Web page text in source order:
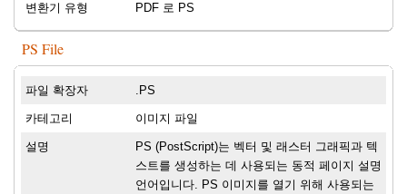
변환기 유형 PDF 로 PS
PS File
파일 확장자 .PS
카테고리 이미지 파일
설명
PS (PostScript)는 벡터 및 래스터 그래픽과 텍
스트를 생성하는 데 사용되는 동적 페이지 설명
언어입니다. PS 이미지를 열기 위해 사용되는